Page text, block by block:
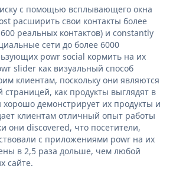
с помощью всплывающего окна
расширить свои контакты более
реальных контактов) и constantly
сети до более 6000
powr social кормить на их
slider как визуальный способ
клиентам, поскольку они являются
как продукты выглядят в
демонстрирует их продукты и
клиентам отличный опыт работы
они discovered, что посетители,
с приложениями powr на их
в 2,5 раза дольше, чем любой
сайте.